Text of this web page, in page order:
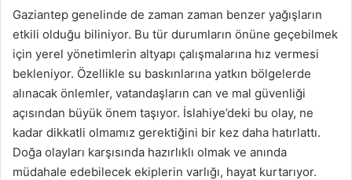
Gaziantep genelinde de zaman zaman benzer yağışların
etkili olduğu biliniyor. Bu tür durumların önüne geçebilmek
için yerel yönetimlerin altyapı çalışmalarına hız vermesi
bekleniyor. Özellikle su baskınlarına yatkın bölgelerde
alınacak önlemler, vatandaşların can ve mal güvenliği
açısından büyük önem taşıyor. İslahiye’deki bu olay, ne
kadar dikkatli olmamız gerektiğini bir kez daha hatırlattı.
Doğa olayları karşısında hazırlıklı olmak ve anında
müdahale edebilecek ekiplerin varlığı, hayat kurtarıyor.